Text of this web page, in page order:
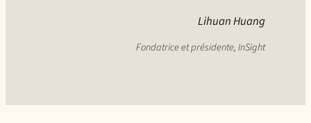
Lihuan Huang
Fondatrice et présidente, InSight